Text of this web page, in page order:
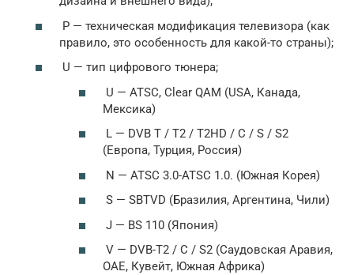
P — техническая модификация телевизора (как
правило, это особенность для какой-то страны);
U — тип цифрового тюнера;
U — ATSC, Clear QAM (USA, Канада,
Мексика)
L — DVB T / T2 / T2HD / C / S / S2
(Европа, Турция, Россия)
N — ATSC 3.0-ATSC 1.0. (Южная Корея)
S — SBTVD (Бразилия, Аргентина, Чили)
J — BS 110 (Япония)
V — DVB-T2 / C / S2 (Саудовская Аравия,
OAE, Кувейт, Южная Африка)